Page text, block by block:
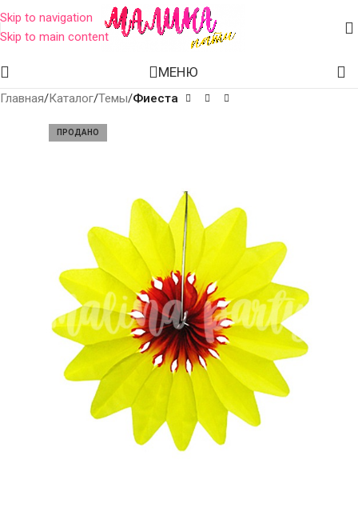
Skip to navigation
Skip to main content
МЕНЮ
Главная Каталог Темы Фиеста
ПРОДАНО